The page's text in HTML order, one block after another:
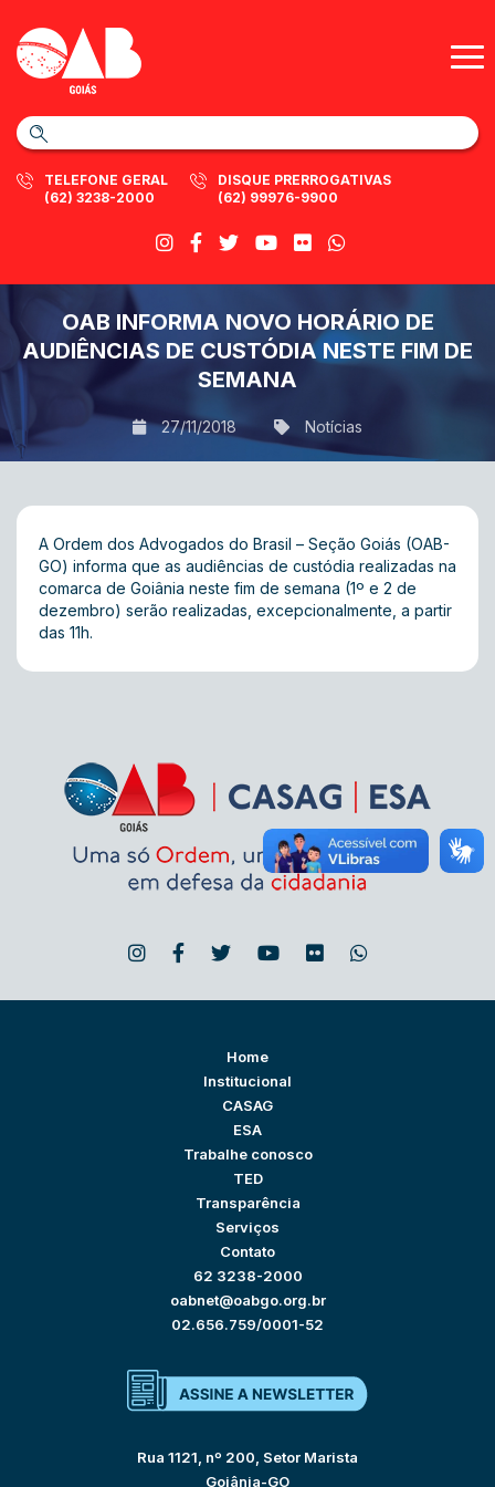
TELEFONE GERAL
(62) 3238-2000
DISQUE PRERROGATIVAS
(62) 99976-9900
OAB INFORMA NOVO HORÁRIO DE
AUDIÊNCIAS DE CUSTÓDIA NESTE FIM DE
SEMANA
27/11/2018 Notícias
A Ordem dos Advogados do Brasil – Seção Goiás (OAB-
GO) informa que as audiências de custódia realizadas na
comarca de Goiânia neste fim de semana (1º e 2 de
dezembro) serão realizadas, excepcionalmente, a partir
das 11h.
Home
Institucional
CASAG
ESA
Trabalhe conosco
TED
Transparência
Serviços
Contato
62 3238-2000
oabnet@oabgo.org.br
02.656.759/0001-52
Rua 1121, nº 200, Setor Marista
Goiânia-GO